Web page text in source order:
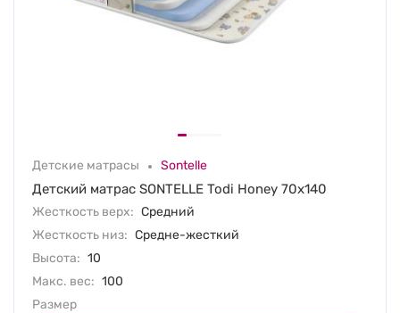
Детские матрасы Sontelle
Детский матрас SONTELLE Todi Honey 70х140
Жесткость верх: Средний
Жесткость низ: Средне-жесткий
Высота: 10
Макс. вес: 100
Размер